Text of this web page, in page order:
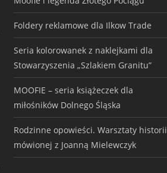
Foldery reklamowe dla Ilkow Trade
Seria kolorowanek z naklejkami dla
Stowarzyszenia „Szlakiem Granitu”
MOOFIE – seria książeczek dla
miłośników Dolnego Śląska
Rodzinne opowieści. Warsztaty historii
mówionej z Joanną Mielewczyk